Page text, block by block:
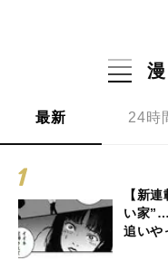
最新 24時
【新
い家
追いや